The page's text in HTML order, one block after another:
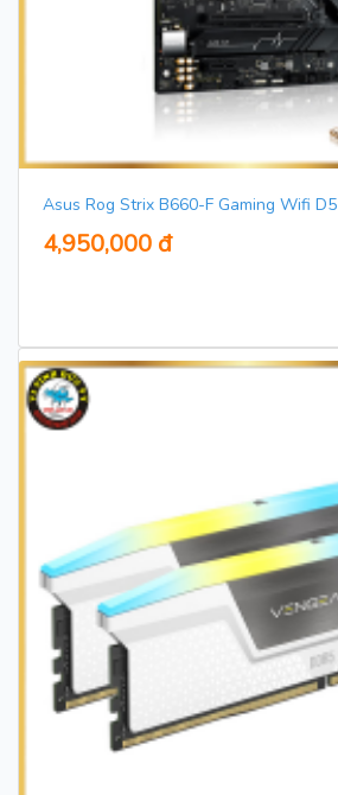
Asus Rog Strix B660-F Gaming Wifi D5
4,950,000 đ